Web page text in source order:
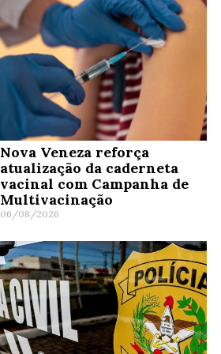
Nova Veneza reforça
atualização da caderneta
vacinal com Campanha de
Multivacinação
06/08/2026